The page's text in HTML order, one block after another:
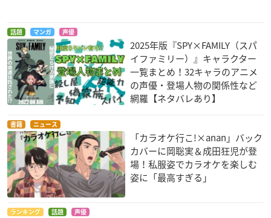
桧山一翔
12歳。～ちっちゃな
ムネのトキメキ～
桧山一翔
ファンタシースター
オンライン2 ジ アニ
メーション
瓜坂セイヤ
ストライク・ザ・ブ
ラッドⅢ 第1巻
ロギ
話題 マンガ 声優
2025年版『SPY×FAMILY（スパ
イファミリー）』キャラクター
一覧まとめ！32キャラのアニメ
の声優・登場人物の関係性など
網羅【ネタバレあり】
書籍 ニュース
「カラオケ行こ!×anan」バック
カバーに岡聡実＆成田狂児が登
場！私服姿でカラオケを楽しむ
姿に「最高すぎる」
ランキング 話題 声優